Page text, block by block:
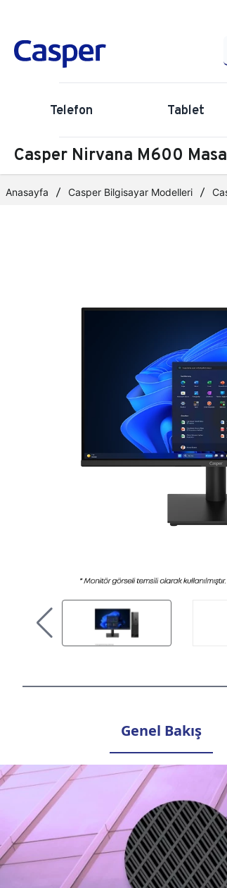
Telefon Tablet
Casper Nirvana M600
Anasayfa Casper Bilgisayar Modelleri
Genel Bakış